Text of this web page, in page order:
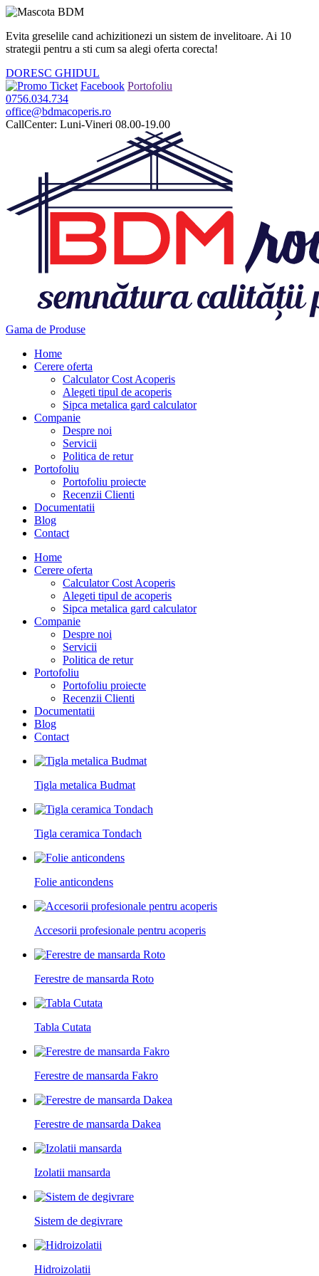
Evita greselile cand achizitionezi un sistem de invelitoare. Ai 10
strategii pentru a sti cum sa alegi oferta corecta!
DORESC GHIDUL
Facebook Portofoliu
0756.034.734
office@bdmacoperis.ro
CallCenter: Luni-Vineri 08.00-19.00
Gama de Produse
Home
Cerere oferta
Calculator Cost Acoperis
Alegeti tipul de acoperis
Sipca metalica gard calculator
Companie
Despre noi
Servicii
Politica de retur
Portofoliu
Portofoliu proiecte
Recenzii Clienti
Documentatii
Blog
Contact
Home
Cerere oferta
Calculator Cost Acoperis
Alegeti tipul de acoperis
Sipca metalica gard calculator
Companie
Despre noi
Servicii
Politica de retur
Portofoliu
Portofoliu proiecte
Recenzii Clienti
Documentatii
Blog
Contact
Tigla metalica Budmat
Tigla ceramica Tondach
Folie anticondens
Accesorii profesionale pentru acoperis
Ferestre de mansarda Roto
Tabla Cutata
Ferestre de mansarda Fakro
Ferestre de mansarda Dakea
Izolatii mansarda
Sistem de degivrare
Hidroizolatii